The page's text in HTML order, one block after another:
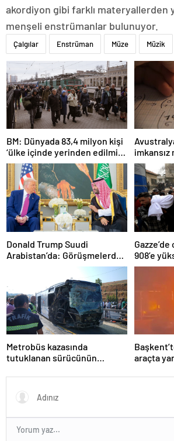
akordiyon gibi farklı materyallerden
menşeli enstrümanlar bulunuyor.
Çalgılar Enstrüman Müze Müzik
BM: Dünyada 83,4 milyon kişi
‘ülke içinde yerinden edilmiş’
olarak yaşıyor
çözüldü
Donald Trump Suudi
Arabistan’da: Görüşmelerde
908’e
Metrobüs kazasında
tutuklanan sürücünün
araçta